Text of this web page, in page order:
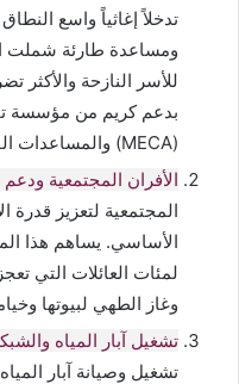
ومساعدة طارئة شملت
للأسر النازحة
بدعم كريم من مؤسسة
(MECA) والمساعدات القطرية.
الأفران المجتمعية
المجتمعية لتعزيز قدرة
الأساسي. يساهم هذا
لمئات العائلات التي
وغاز الطهي لبيوتها
تشغيل آبار المياه
تشغيل وصيانة آبار